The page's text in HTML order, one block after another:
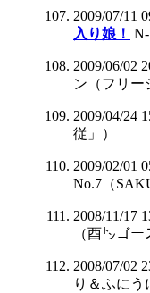
2009/07/11
入り娘！
2009/06/02
ン（フリー
2009/04/24
従」）
2009/02/01
No.7（
2008/11/17
（酉㌧ゴー
2008/07/02
り＆ふにう